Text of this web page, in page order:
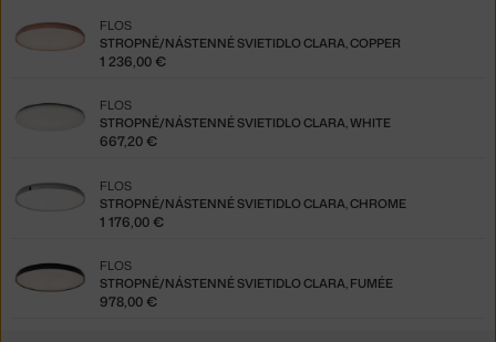
STROPNÉ/NÁSTENNÉ SVIETIDLO CLARA, COPPER
FLOS
1 236,00 €
STROPNÉ/NÁSTENNÉ SVIETIDLO CLARA, WHITE
FLOS
667,20 €
STROPNÉ/NÁSTENNÉ SVIETIDLO CLARA, CHROME
FLOS
1 176,00 €
STROPNÉ/NÁSTENNÉ SVIETIDLO CLARA, FUMÉE
FLOS
978,00 €